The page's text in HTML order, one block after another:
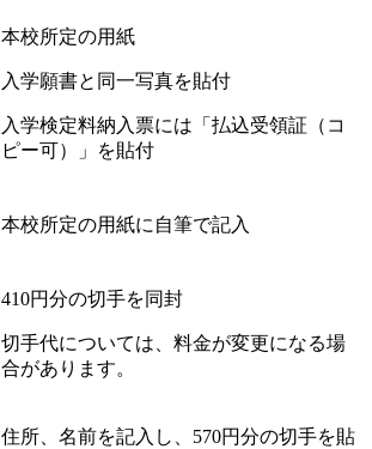
本校所定の用紙
入学願書と同一写真を貼付
入学検定料納入票には「払込受領証（コ
ピー可）」を貼付
本校所定の用紙に自筆で記入
410円分の切手を同封
切手代については、料金が変更になる場
合があります。
住所、名前を記入し、570円分の切手を貼